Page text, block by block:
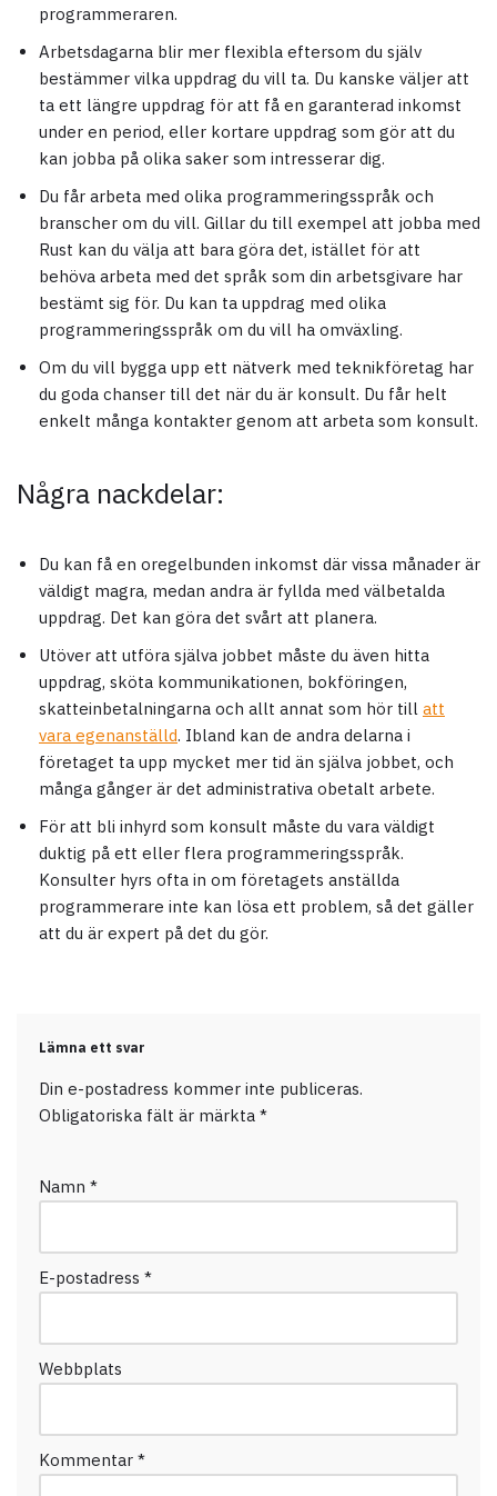
programmeraren.
Arbetsdagarna blir mer flexibla eftersom du själv
bestämmer vilka uppdrag du vill ta. Du kanske väljer att
ta ett längre uppdrag för att få en garanterad inkomst
under en period, eller kortare uppdrag som gör att du
kan jobba på olika saker som intresserar dig.
Du får arbeta med olika programmeringsspråk och
branscher om du vill. Gillar du till exempel att jobba med
Rust kan du välja att bara göra det, istället för att
behöva arbeta med det språk som din arbetsgivare har
bestämt sig för. Du kan ta uppdrag med olika
programmeringsspråk om du vill ha omväxling.
Om du vill bygga upp ett nätverk med teknikföretag har
du goda chanser till det när du är konsult. Du får helt
enkelt många kontakter genom att arbeta som konsult.
Några nackdelar:
Du kan få en oregelbunden inkomst där vissa månader är
väldigt magra, medan andra är fyllda med välbetalda
uppdrag. Det kan göra det svårt att planera.
Utöver att utföra själva jobbet måste du även hitta
uppdrag, sköta kommunikationen, bokföringen,
skatteinbetalningarna och allt annat som hör till att
vara egenanställd. Ibland kan de andra delarna i
företaget ta upp mycket mer tid än själva jobbet, och
många gånger är det administrativa obetalt arbete.
För att bli inhyrd som konsult måste du vara väldigt
duktig på ett eller flera programmeringsspråk.
Konsulter hyrs ofta in om företagets anställda
programmerare inte kan lösa ett problem, så det gäller
att du är expert på det du gör.
Lämna ett svar
Din e-postadress kommer inte publiceras.
Obligatoriska fält är märkta *
Namn *
E-postadress *
Webbplats
Kommentar *